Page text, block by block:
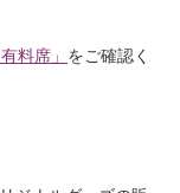
料席」 をご確認く